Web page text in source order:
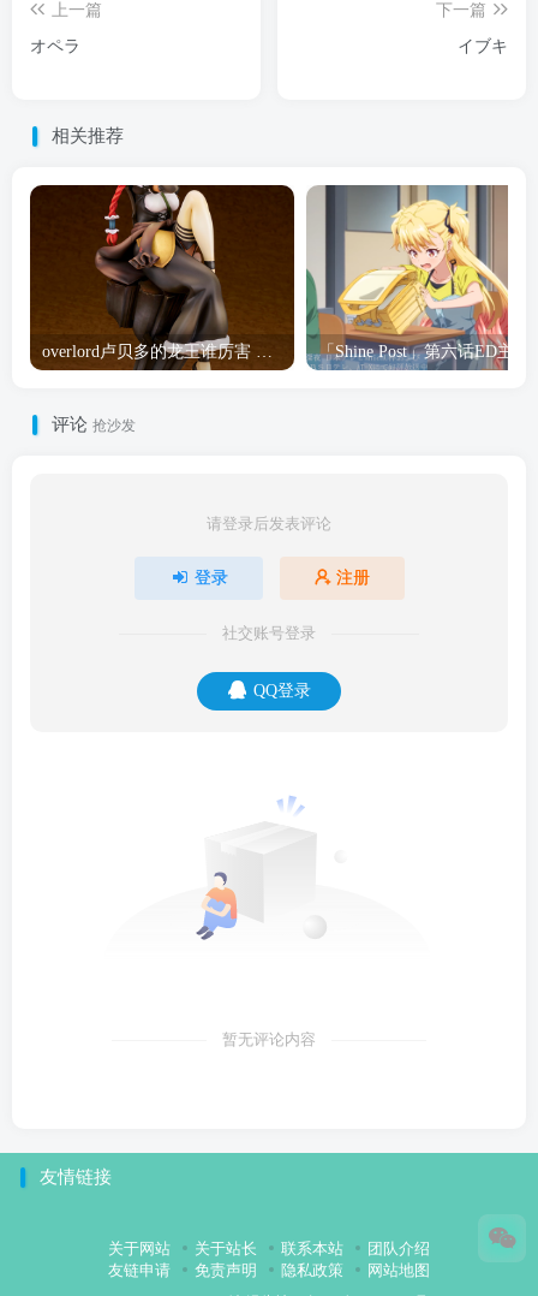
上一篇
オペラ
下一篇
イブキ
相关推荐
overlord卢贝多的龙王谁厉害 「Overlord」露普斯蕾琪娜·贝塔手办开订
评论 抢沙发
请登录后发表评论
登录 注册
社交账号登录
QQ登录
暂无评论内容
友情链接
关于网站 关于站长 联系本站
团队介绍
友链申请
免责声明 隐私政策 网站地图